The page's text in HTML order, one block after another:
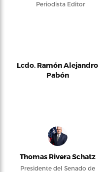
Periodista Editor
Lcdo. Ramón Alejandro
Pabón
Thomas Rivera Schatz
Presidente del Senado de